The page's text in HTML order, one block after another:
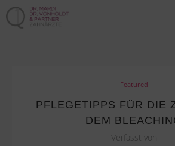
Featured
PFLEGETIPPS FÜR DIE
DEM
Verfasst von